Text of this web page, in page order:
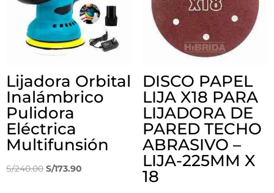
Lijadora Orbital
Inalámbrico
Pulidora
Eléctrica
Multifunsión
S/240.00 El
S/173.90
DISCO PAPEL
LIJA X18 PARA
LIJADORA DE
PARED TECHO
ABRASIVO –
LIJA-225MM X
18